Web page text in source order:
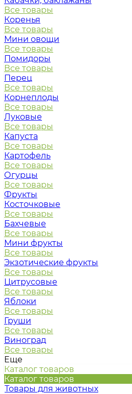
Все товары
Коренья
Все товары
Мини овощи
Все товары
Помидоры
Все товары
Перец
Все товары
Корнеплоды
Все товары
Луковые
Все товары
Капуста
Все товары
Картофель
Все товары
Огурцы
Все товары
Фрукты
Косточковые
Все товары
Бахчевые
Все товары
Мини фрукты
Все товары
Экзотические фрукты
Все товары
Цитрусовые
Все товары
Яблоки
Все товары
Груши
Все товары
Виноград
Все товары
Еще
Каталог товаров
Каталог товаров
Товары для животных